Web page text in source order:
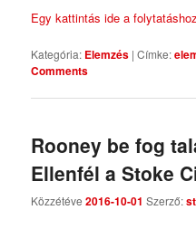
Egy kattintás ide a
Kategória: Elemzés |Címke:
Comments
Rooney be fog
Ellenfél a Stoke
Közzétéve2016-10-01 Szerző: